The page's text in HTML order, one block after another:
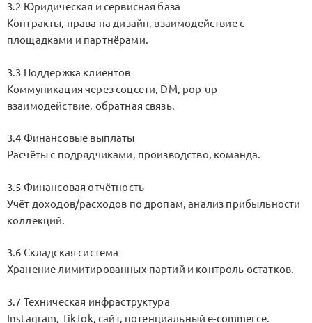
3.2 Юридическая и сервисная база
Контракты, права на дизайн, взаимодействие с
площадками и партнёрами.
3.3 Поддержка клиентов
Коммуникация через соцсети, DM, pop-up
взаимодействие, обратная связь.
3.4 Финансовые выплаты
Расчёты с подрядчиками, производство, команда.
3.5 Финансовая отчётность
Учёт доходов/расходов по дропам, анализ прибыльности
коллекций.
3.6 Складская система
Хранение лимитированных партий и контроль остатков.
3.7 Техническая инфраструктура
Instagram, TikTok, сайт, потенциальный e-commerce.